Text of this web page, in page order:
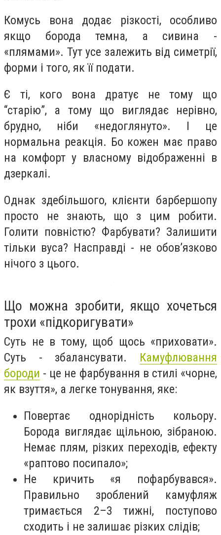
Комусь вона додає різкості, особливо
якщо борода темна, а сивина -
«плямами». Тут усе залежить від симетрії,
форми і того, як її подати.
Є ті, кого вона дратує не тому що
“старію”, а тому що виглядає нерівно,
брудно, ніби «недоглянуто». І це
нормальна реакція. Бо кожен має право
на комфорт у власному відображенні в
дзеркалі.
Однак здебільшого, клієнти барбершопу
просто не знають, що з цим робити.
Голити повністю? Фарбувати? Залишити
тільки вуса? Насправді - не обов’язково
нічого з цього.
Що можна зробити, якщо хочеться
трохи «підкоригувати»
Суть не в тому, щоб щось «приховати».
Суть - збалансувати. Камуфлювання
бороди - це не фарбування в стилі «чорне,
як взуття», а легке тонування, яке:
Повертає однорідність кольору.
Борода виглядає щільною, зібраною.
Немає плям, різких переходів, ефекту
«раптово посипало»;
Не кричить «я пофарбувався».
Правильно зроблений камуфляж
тримається 2–3 тижні, поступово
сходить і не залишає різких слідів;